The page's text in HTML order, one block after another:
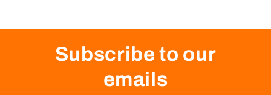
Subscribe to our
emails